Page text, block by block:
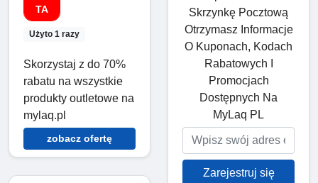
TA
Użyto 1 razy
Skorzystaj z do 70%
rabatu na wszystkie
produkty outletowe na
mylaq.pl
zobacz ofertę
Skrzynkę Pocztową
Otrzymasz Informacje
O Kuponach, Kodach
Rabatowych I
Promocjach
Dostępnych Na
MyLaq PL
Zarejestruj się